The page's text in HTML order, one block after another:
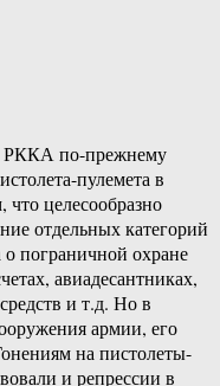
РККА по-прежнему
пулемета в
целесообразно
отдельных категорий
пограничной охране
авиадесантниках,
и т.д. Но в
армии, его
на пистолеты-
и репрессии в